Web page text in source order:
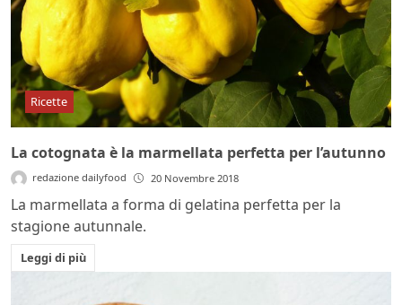
Ricette
La cotognata è la marmellata perfetta per l’autunno
redazione dailyfood 20 Novembre 2018
La marmellata a forma di gelatina perfetta per la
stagione autunnale.
Leggi di più